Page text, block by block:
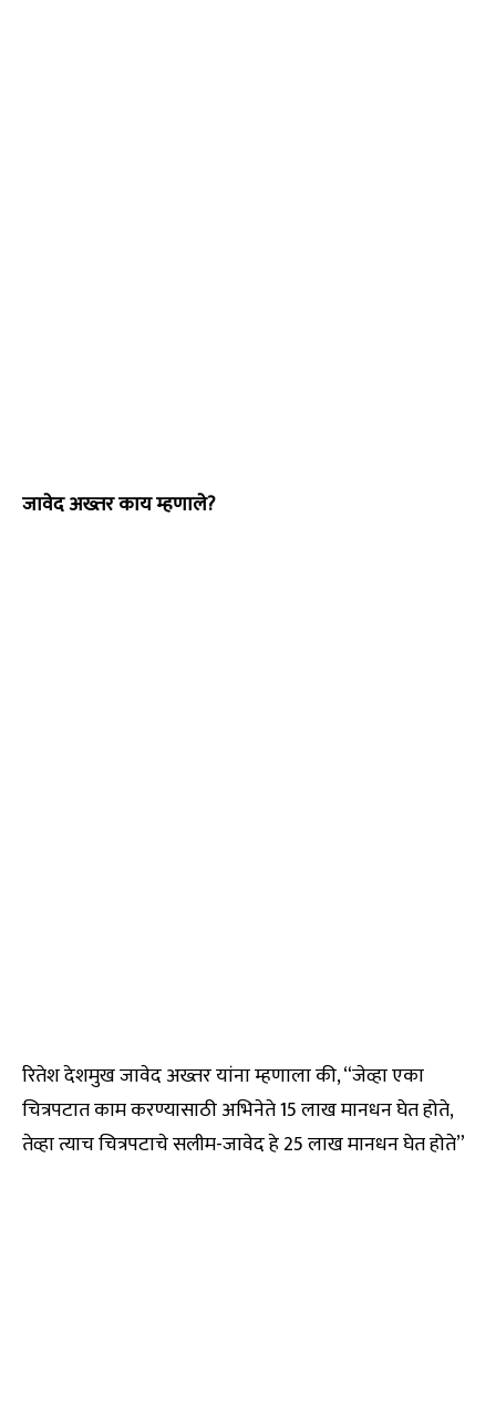
जावेद अख्तर काय म्हणाले?
रितेश देशमुख जावेद अख्तर यांना म्हणाला की, “जेव्हा एका
चित्रपटात काम करण्यासाठी अभिनेते 15 लाख मानधन घेत होते,
तेव्हा त्याच चित्रपटाचे सलीम-जावेद हे 25 लाख मानधन घेत होते”